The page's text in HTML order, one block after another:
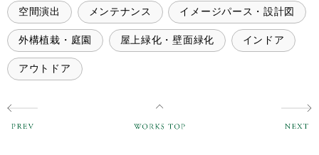
空間演出 メンテナンス イメージパース・設計図
外構植栽・庭園 屋上緑化・壁面緑化 インドア
アウトドア